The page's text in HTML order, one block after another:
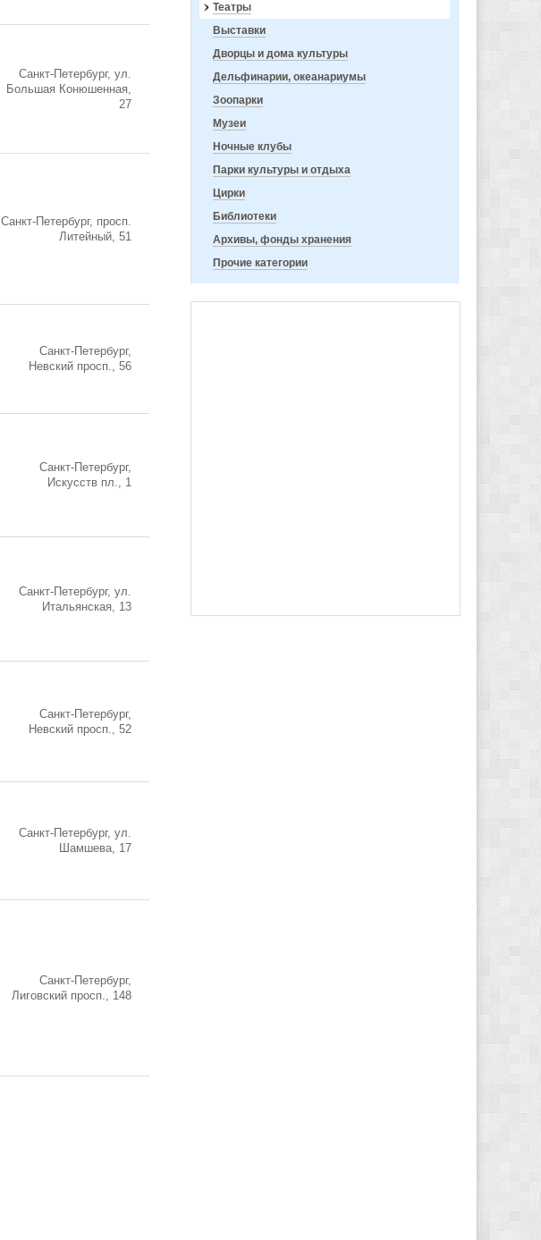
Театры
Выставки
Дворцы и дома культуры
Дельфинарии, океанариумы
Зоопарки
Музеи
Ночные клубы
Парки культуры и отдыха
Цирки
Библиотеки
Архивы, фонды хранения
Прочие категории
Санкт-Петербург, ул.
Большая Конюшенная,
27
Санкт-Петербург, просп.
Литейный, 51
Санкт-Петербург,
Невский просп., 56
Санкт-Петербург,
Искусств пл., 1
Санкт-Петербург, ул.
Итальянская, 13
Санкт-Петербург,
Невский просп., 52
Санкт-Петербург, ул.
Шамшева, 17
Санкт-Петербург,
Лиговский просп., 148